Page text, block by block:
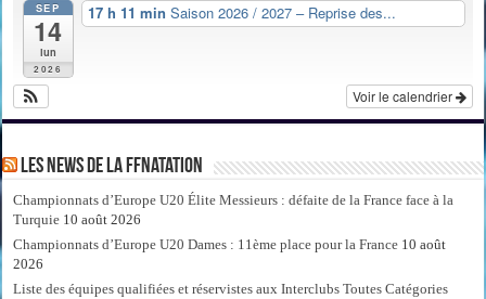
SEP
14
lun
2026
17 h 11 min Saison 2026 / 2027 – Reprise des...
Voir le calendrier
Les news de la FFNatation
Championnats d’Europe U20 Élite Messieurs : défaite de la France face à la
Turquie 10 août 2026
Championnats d’Europe U20 Dames : 11ème place pour la France 10 août
2026
Liste des équipes qualifiées et réservistes aux Interclubs Toutes Catégories